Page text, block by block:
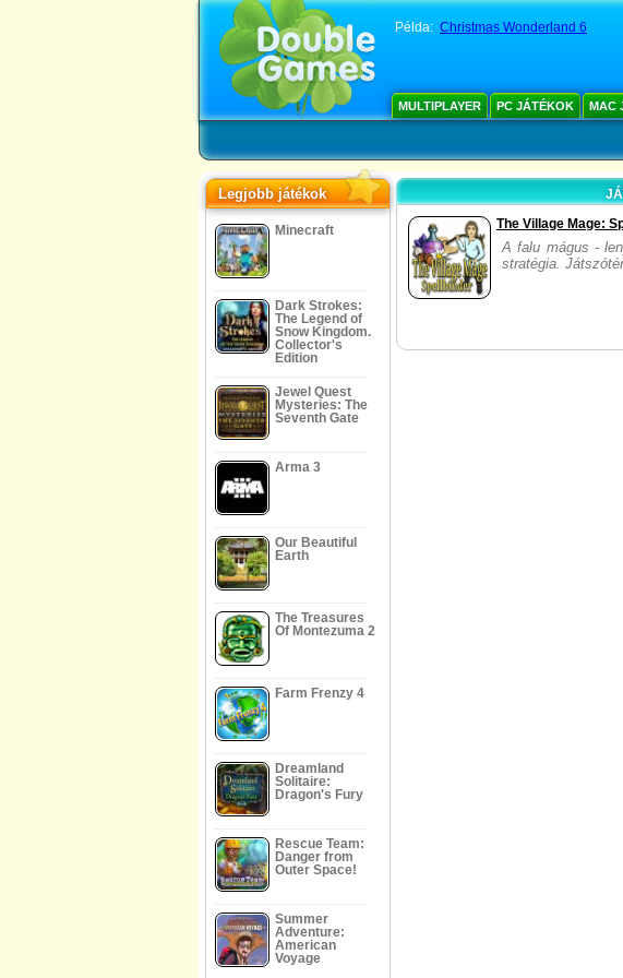
Példa: Christmas Wonderland 6
MULTIPLAYER PC JÁTÉKOK MAC
Legjobb játékok
Minecraft
Dark Strokes:
The Legend of
Snow Kingdom.
Collector's
Edition
Jewel Quest
Mysteries: The
Seventh Gate
Arma 3
Our Beautiful
Earth
The Treasures
Of Montezuma 2
Farm Frenzy 4
Dreamland
Solitaire:
Dragon's Fury
Rescue Team:
Danger from
Outer Space!
Summer
Adventure:
American
Voyage
The Village Mage:
A falu mágus -
stratégia.